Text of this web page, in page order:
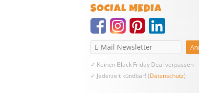
SOCIAL MEDIA
✓ Keinen Black Friday Deal verpassen
✓ Jederzeit kündbar! (Datenschutz)